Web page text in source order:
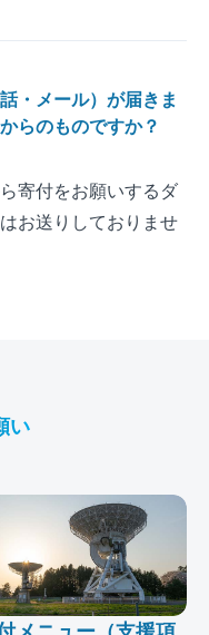
・メール）が届きま
らのものですか？
寄付をお願いするダ
お送りしておりませ
い